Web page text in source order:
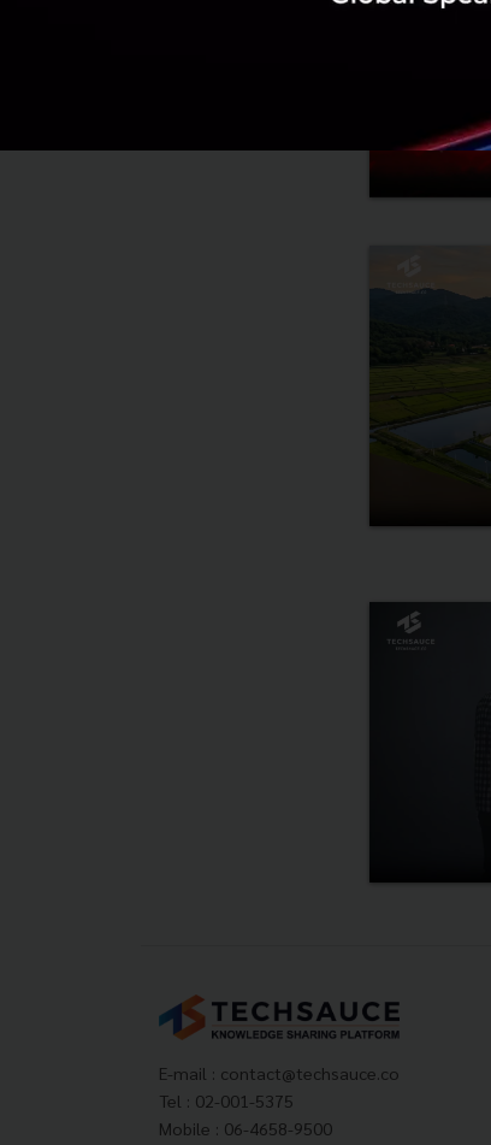
E-mail : contact@techsauce.co
Tel : 02-001-5375
Mobile : 06-4658-9500